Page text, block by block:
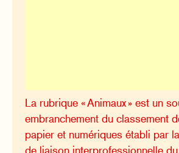
La rubrique « Animaux » est un
embranchement du classement
papier et numériques établi par
de liaison interprofessionnelle